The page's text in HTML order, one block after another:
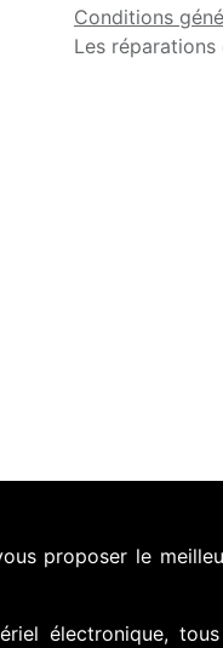
Conditions
Les
proposer le
électronique,